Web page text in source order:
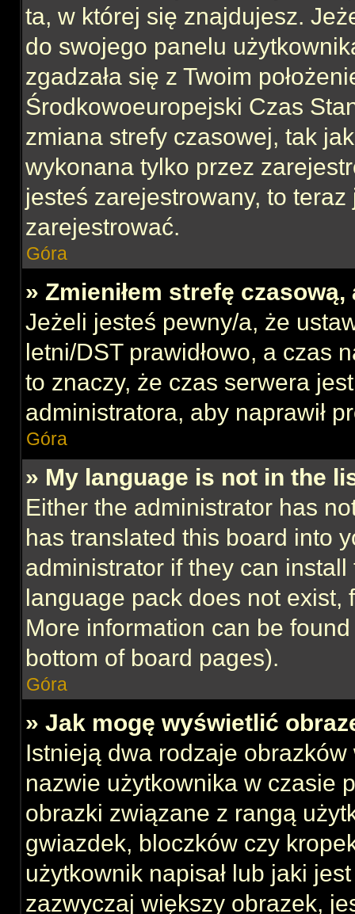
ta, w której się znajdujesz.
do swojego panelu
zgadzała się z Twoim
Środkowoeuropejski Czas
zmiana strefy czasowej, tak
wykonana tylko przez
jesteś zarejestrowany, to
zarejestrować.
Góra
» Zmieniłem strefę
Jeżeli jesteś pewny/a, że
letni/DST prawidłowo, a czas
to znaczy, że czas serwera
administratora, aby naprawił
Góra
» My language is not in the
Either the administrator has
has translated this board into
administrator if they can
language pack does not exist,
More information can be
bottom of board pages).
Góra
» Jak mogę wyświetlić
Istnieją dwa rodzaje
nazwie użytkownika w czasie
obrazki związane z rangą
gwiazdek, bloczków czy
użytkownik napisał lub jaki
zazwyczaj większy obrazek,